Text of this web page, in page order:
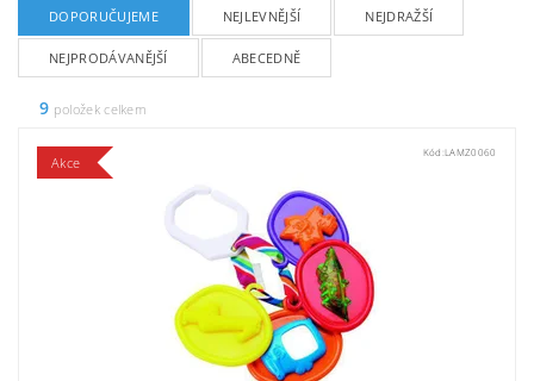
DOPORUČUJEME NEJLEVNĚJŠÍ NEJDRAŽŠÍ
NEJPRODÁVANĚJŠÍ ABECEDNĚ
9 položek celkem
Akce
Kód: LAMZ0060